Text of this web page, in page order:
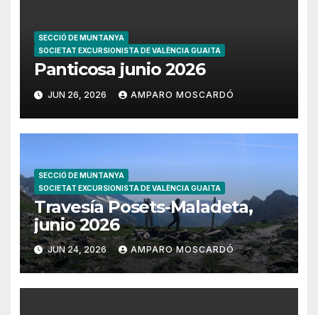
SECCIÓ DE MUNTANYA
SOCIETAT EXCURSIONISTA DE VALÈNCIA GUAITA
Panticosa junio 2026
JUN 26, 2026 AMPARO MOSCARDÓ
SECCIÓ DE MUNTANYA
SOCIETAT EXCURSIONISTA DE VALÈNCIA GUAITA
Travesía Posets-Maladeta,
junio 2026
JUN 24, 2026 AMPARO MOSCARDÓ